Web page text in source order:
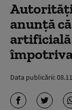
anunță
Data publicării: